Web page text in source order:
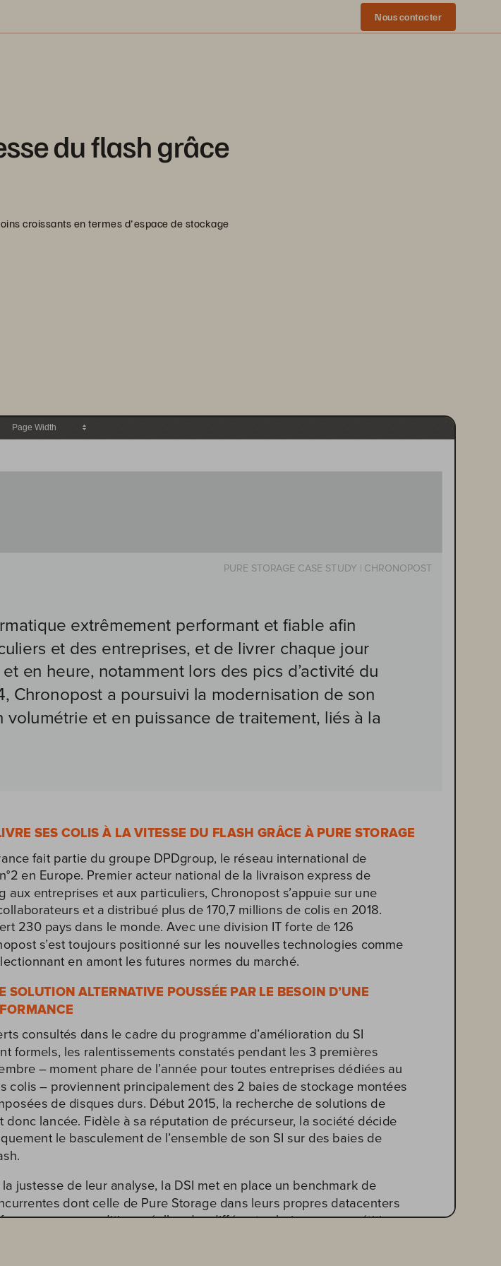
Nous contacter
du flash grâce
croissants en termes d'espace de stockage
SES COLIS À LA VITESSE DU FLASH GRÂCE À PURE STORAGE
fait partie du groupe DPDgroup, le réseau international de
en Europe. Premier acteur national de la livraison express de
aux entreprises et aux particuliers, Chronopost s’appuie sur une
et a distribué plus de 170,7 millions de colis en 2018.
230 pays dans le monde. Avec une division IT forte de 126
s’est toujours positionné sur les nouvelles technologies comme
en amont les futures normes du marché.
SOLUTION ALTERNATIVE POUSSÉE PAR LE BESOIN D’UNE
consultés dans le cadre du programme d’amélioration du SI
formels, les ralentissements constatés pendant les 3 premières
– moment phare de l’année pour toutes entreprises dédiées au
colis – proviennent principalement des 2 baies de stockage montées
de disques durs. Début 2015, la recherche de solutions de
donc lancée. Fidèle à sa réputation de précurseur, la société décide
le basculement de l’ensemble de son SI sur des baies de
la justesse de leur analyse, la DSI met en place un benchmark de
dont celle de Pure Storage dans leurs propres datacenters
en conditions réelles des différentes baies en compétition.
extrêmement performant et fiable afin
et des entreprises, et de livrer chaque jour
en heure, notamment lors des pics d’activité du
Chronopost a poursuivi la modernisation de son
et en puissance de traitement, liés à la
PURE STORAGE CASE STUDY | CHRONOPOST